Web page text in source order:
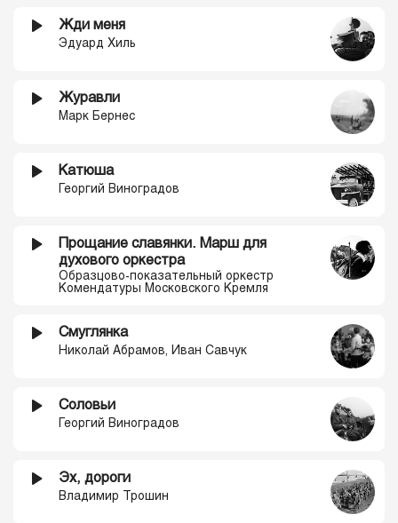
Жди меня
Эдуард Хиль
Журавли
Марк Бернес
Катюша
Георгий Виноградов
Прощание славянки. Марш для
духового оркестра
Образцово-показательный оркестр
Комендатуры Московского Кремля
Смуглянка
Николай Абрамов, Иван Савчук
Соловьи
Георгий Виноградов
Эх, дороги
Владимир Трошин